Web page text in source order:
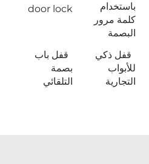
باستخدام
كلمة مرور
البصمة
door lock
قفل ذكي
للأبواب
التجارية
قفل باب
بصمة
التلقائي